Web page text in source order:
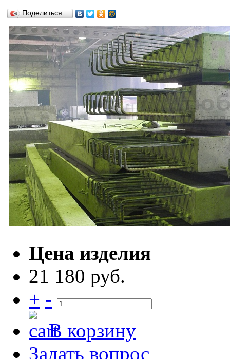
Поделиться…
Цена изделия
21 180 руб.
+ -
В корзину
Задать вопрос